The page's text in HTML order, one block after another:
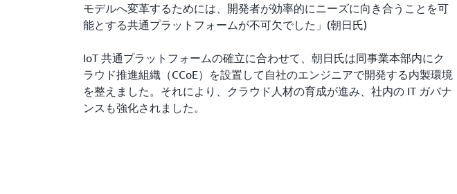
モデルへ変革するためには、開発者が効率的にニーズに向き合うことを可
能とする共通プラットフォームが不可欠でした」(朝日氏)
IoT 共通プラットフォームの確立に合わせて、朝日氏は同事業本部内にク
ラウド推進組織（CCoE）を設置して自社のエンジニアで開発する内製環境
を整えました。それにより、クラウド人材の育成が進み、社内の IT ガバナ
ンスも強化されました。